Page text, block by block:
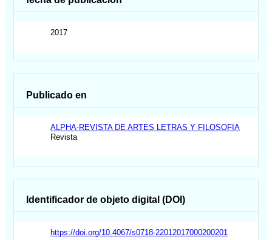
2017
Publicado en
ALPHA-REVISTA DE ARTES LETRAS Y FILOSOFIA
Revista
Identificador de objeto digital (DOI)
https://doi.org/10.4067/s0718-22012017000200201